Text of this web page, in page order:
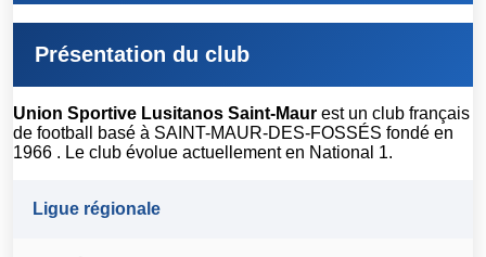
Présentation du club
Union Sportive Lusitanos Saint-Maur est un club français
de football basé à SAINT-MAUR-DES-FOSSÉS fondé en
1966 . Le club évolue actuellement en National 1.
Ligue régionale